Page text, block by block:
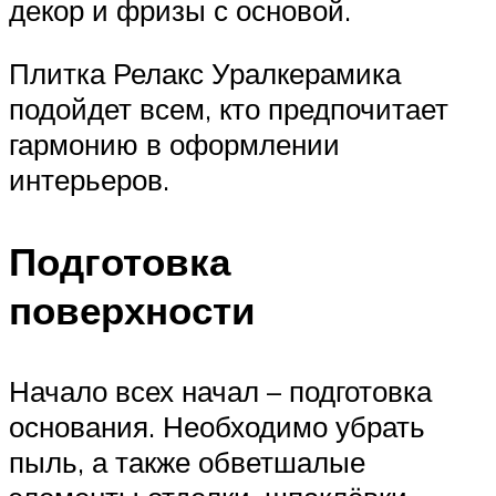
декор и фризы с основой.
Плитка Релакс Уралкерамика
подойдет всем, кто предпочитает
гармонию в оформлении
интерьеров.
Подготовка
поверхности
Начало всех начал – подготовка
основания. Необходимо убрать
пыль, а также обветшалые